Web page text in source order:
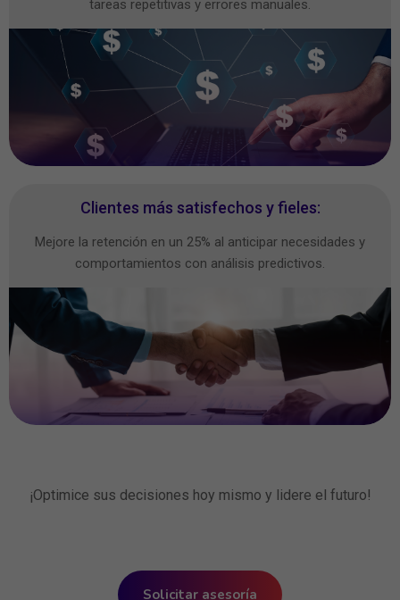
tareas repetitivas y errores manuales.
Clientes más satisfechos y fieles:
Mejore la retención en un 25% al anticipar necesidades y
comportamientos con análisis predictivos.
¡Optimice sus decisiones hoy mismo y lidere el futuro!
Solicitar asesoría